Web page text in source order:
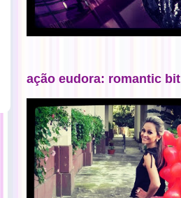
ação eudora: romantic bit